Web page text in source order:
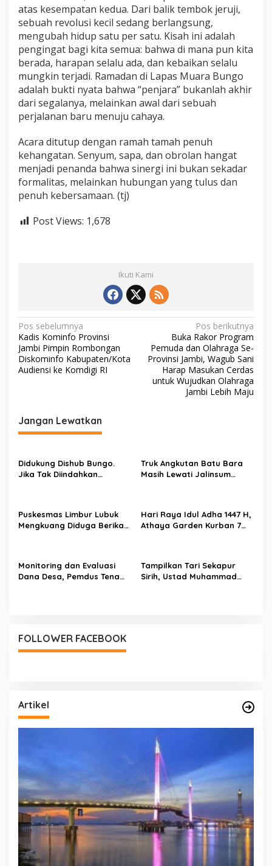
atas kesempatan kedua. Dari balik tembok jeruji,
sebuah revolusi kecil sedang berlangsung,
mengubah hidup satu per satu. Kisah ini adalah
pengingat bagi kita semua: bahwa di mana pun kita
berada, harapan selalu ada, dan kebaikan selalu
mungkin terjadi. Ramadan di Lapas Muara Bungo
adalah bukti nyata bahwa “penjara” bukanlah akhir
dari segalanya, melainkan awal dari sebuah
perjalanan baru menuju cahaya.
Acara ditutup dengan ramah tamah penuh
kehangatan. Senyum, sapa, dan obrolan hangat
menjadi penanda bahwa sinergi ini bukan sekadar
formalitas, melainkan hubungan yang tulus dan
penuh kebersamaan. (tj)
Post Views: 1,678
Ikuti Kami
N
a
v
i
a
s
p
o
Pos sebelumnya
Kadis Kominfo Provinsi
Jambi Pimpin Rombongan
Diskominfo Kabupaten/Kota
Audiensi ke Komdigi RI
Pos berikutnya
Buka Rakor Program
Pemuda dan Olahraga Se-
Provinsi Jambi, Wagub Sani
Harap Masukan Cerdas
untuk Wujudkan Olahraga
Jambi Lebih Maju
Jangan Lewatkan
Didukung Dishub Bungo.
Jika Tak Diindahkan
Truk Angkutan Batu Bara
Masih Lewati Jalinsum
Puskesmas Limbur Lubuk
Mengkuang Diduga Berikan
Hari Raya Idul Adha 1447 H,
Athaya Garden Kurban 7
Monitoring dan Evaluasi
Dana Desa, Pemdus Tenam
Tampilkan Tari Sekapur
Sirih, Ustad Muhammad
FOLLOWER FACEBOOK
Artikel